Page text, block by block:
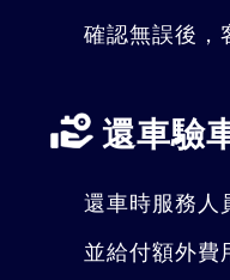
確認無誤後，
還車驗
還車時服務人
並給付額外費